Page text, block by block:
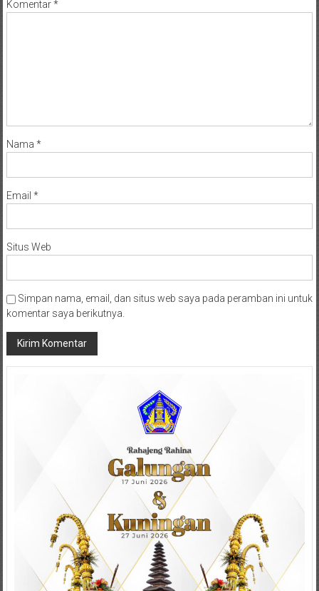
Komentar*
Nama *
Email *
Situs Web
Simpan nama, email, dan situs web saya pada peramban ini untuk
komentar saya berikutnya.